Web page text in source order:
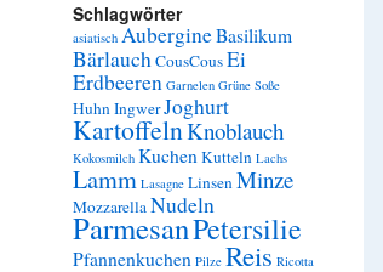
Schlagwörter
asiatisch AubergineBasilikum
BärlauchCousCousEi
Erdbeeren Garnelen Grüne Soße
HuhnIngwerJoghurt
KartoffelnKnoblauch
Kokosmilch KuchenKutteln Lachs
Lamm Lasagne LinsenMinze
MozzarellaNudeln
ParmesanPetersilie
Pfannenkuchen Pilze Reis Ricotta